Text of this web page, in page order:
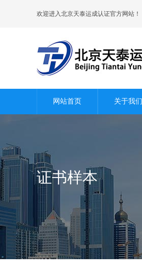
欢迎进入北京天泰运成认证官方网站！
网站首页 关于我们
证书样本